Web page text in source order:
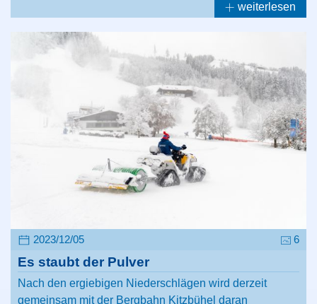
weiterlesen
2023/12/05 6
Es staubt der Pulver
Nach den ergiebigen Niederschlägen wird derzeit
gemeinsam mit der Bergbahn Kitzbühel daran